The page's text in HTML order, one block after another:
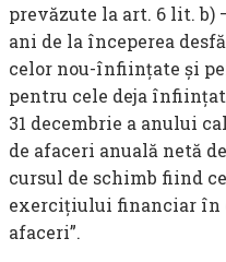
prevăzute la art. 6 lit. b)
ani de la începerea
celor nou-înfiinţate şi
pentru cele deja
31 decembrie a anului
de afaceri anuală netă
cursul de schimb fiind
exerciţiului financiar în
afaceri”.